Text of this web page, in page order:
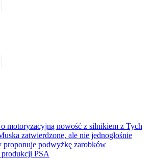
motoryzacyjną nowość z silnikiem z Tych
zatwierdzone, ale nie jednogłośnie
proponuje podwyżkę zarobków
PSA